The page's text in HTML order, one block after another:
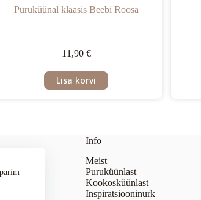
Puruküünal klaasis Beebi Roosa
11,90 €
Lisa korvi
Info
Meist
Puruküünlast
Kookosküünlast
Inspiratsiooninurk